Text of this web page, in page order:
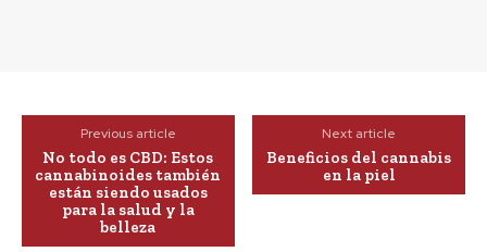
Previous article
No todo es CBD: Estos
cannabinoides también
están siendo usados
para la salud y la
belleza
Next article
Beneficios del cannabis
en la piel